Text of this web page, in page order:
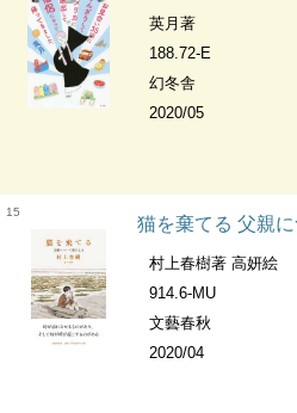
英月著
188.72-E
幻冬舎
2020/05
15
猫を棄てる 父親
村上春樹著 高妍絵
914.6-MU
文藝春秋
2020/04